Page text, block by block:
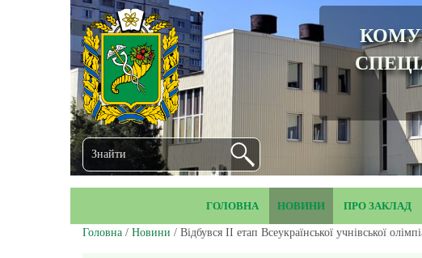
ГОЛОВНА НОВИНИ ПРО ЗАКЛАД
Головна / Новини / Відбувся ІІ етап Всеукраїнської учнівської